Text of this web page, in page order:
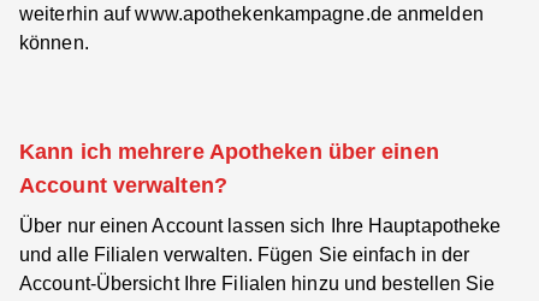
weiterhin aufwww.apothekenkampagne.deanmelden
können.
Kann ich mehrere Apotheken über einen
Account verwalten?
Über nur einen Account lassen sich Ihre Hauptapotheke
und alle Filialen verwalten. Fügen Sie einfach in der
Account-Übersicht Ihre Filialen hinzu und bestellen Sie